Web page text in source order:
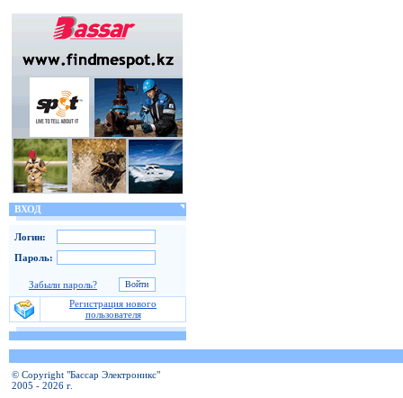
ВХОД
Логин:
Пароль:
Забыли пароль?
Регистрация нового
пользователя
© Copyright "Бассар Электроникс"
2005 - 2026 г.